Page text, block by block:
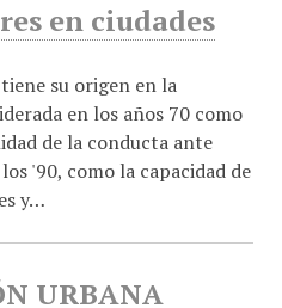
en ciudades
su origen en la
en los años 70 como
de la conducta ante
'90, como la capacidad de
y…
URBANA